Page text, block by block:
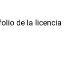
de la licencia